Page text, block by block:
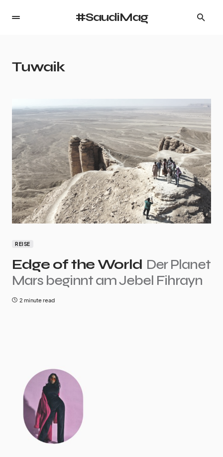
#SaudiMag
Tuwaik
REISE
Edge of the World Der Planet
Mars beginnt am Jebel Fihrayn
2 minute read